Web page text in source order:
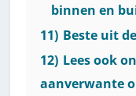
binnen en
11) Beste uit
12) Lees ook
aanverwante